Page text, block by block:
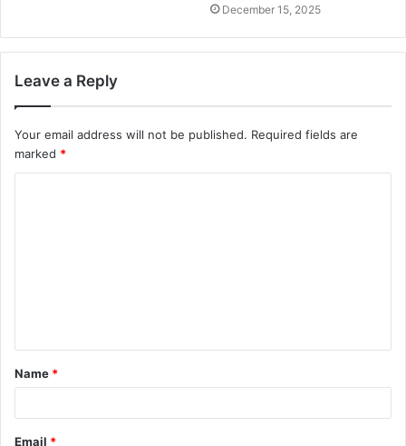
December 15, 2025
Leave a Reply
Your email address will not be published. Required fields are
marked *
Name *
Email *